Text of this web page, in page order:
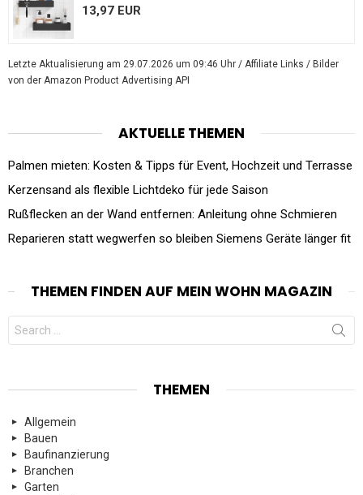
13,97 EUR
Letzte Aktualisierung am 29.07.2026 um 09:46 Uhr / Affiliate Links / Bilder
von der Amazon Product Advertising API
AKTUELLE THEMEN
Palmen mieten: Kosten & Tipps für Event, Hochzeit und Terrasse
Kerzensand als flexible Lichtdeko für jede Saison
Rußflecken an der Wand entfernen: Anleitung ohne Schmieren
Reparieren statt wegwerfen so bleiben Siemens Geräte länger fit
THEMEN FINDEN AUF MEIN WOHN MAGAZIN
Search
for:
THEMEN
Allgemein
Bauen
Baufinanzierung
Branchen
Garten